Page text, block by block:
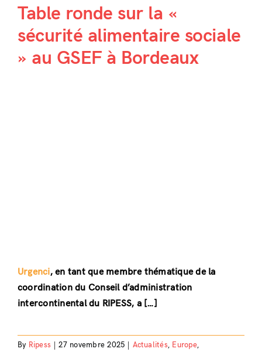
Table ronde sur la «
sécurité alimentaire sociale
» au GSEF à Bordeaux
Urgenci, en tant que membre thématique de la
coordination du Conseil d’administration
intercontinental du RIPESS, a […]
By Ripess 27 novembre 2025 Actualités, Europe,